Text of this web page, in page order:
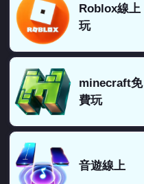
Roblox線上
玩
minecraft免
費玩
音遊線上